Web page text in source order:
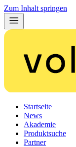
Zum Inhalt springen
Startseite
News
Akademie
Produktsuche
Partner